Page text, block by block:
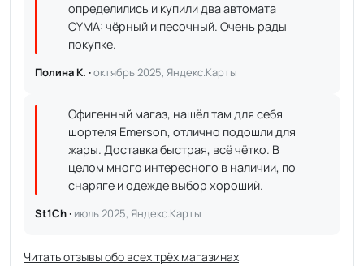
определились и купили два автомата
CYMA: чёрный и песочный. Очень рады
покупке.
Полина К. ·октябрь 2025, Яндекс.Карты
Офигенный магаз, нашёл там для себя
шортеля Emerson, отлично подошли для
жары. Доставка быстрая, всё чётко. В
целом много интересного в наличии, по
снаряге и одежде выбор хороший.
St1Ch · июль 2025, Яндекс.Карты
Читать отзывы обо всех трёх магазинах